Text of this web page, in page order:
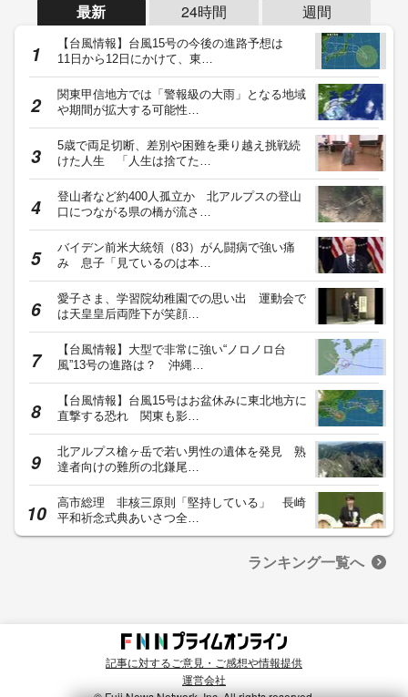
最新 24時間 週間
【台風情報】台風15号の今後の進路予想は
11日から12日にかけて、東…
関東甲信地方では「警報級の大雨」となる地域
や期間が拡大する可能性…
5歳で両足切断、差別や困難を乗り越え挑戦続
けた人生 「人生は捨てた…
登山者など約400人孤立か 北アルプスの登山
口につながる県の橋が流さ…
バイデン前米大統領（83）がん闘病で強い痛
み 息子「見ているのは本…
愛子さま、学習院幼稚園での思い出 運動会で
は天皇皇后両陛下が笑顔…
【台風情報】大型で非常に強い“ノロノロ台
風”13号の進路は？ 沖縄…
【台風情報】台風15号はお盆休みに東北地方に
直撃する恐れ 関東も影…
北アルプス槍ヶ岳で若い男性の遺体を発見 熟
達者向けの難所の北鎌尾…
高市総理 非核三原則「堅持している」 長崎
平和祈念式典あいさつ全…
ランキング一覧へ
記事に対するご意見・ご感想や情報提供
運営会社